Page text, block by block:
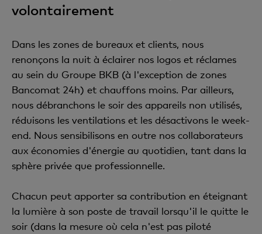
volontairement
Dans les zones de bureaux et clients, nous
renonçons la nuit à éclairer nos logos et réclames
au sein du Groupe BKB (à l'exception de zones
Bancomat 24h) et chauffons moins. Par ailleurs,
nous débranchons le soir des appareils non utilisés,
réduisons les ventilations et les désactivons le week-
end. Nous sensibilisons en outre nos collaborateurs
aux économies d'énergie au quotidien, tant dans la
sphère privée que professionnelle.
Chacun peut apporter sa contribution en éteignant
la lumière à son poste de travail lorsqu'il le quitte le
soir (dans la mesure où cela n'est pas piloté